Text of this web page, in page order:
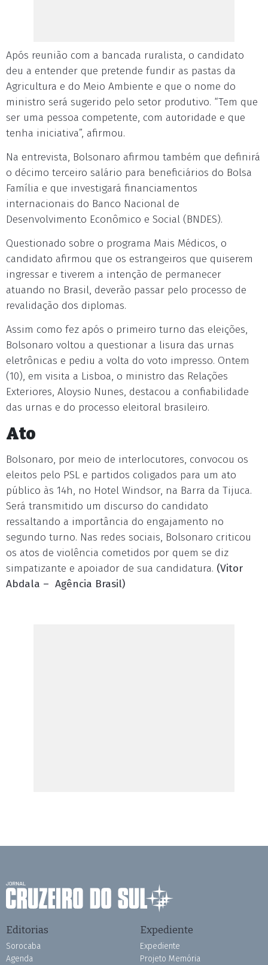
Após reunião com a bancada ruralista, o candidato
deu a entender que pretende fundir as pastas da
Agricultura e do Meio Ambiente e que o nome do
ministro será sugerido pelo setor produtivo. “Tem que
ser uma pessoa competente, com autoridade e que
tenha iniciativa”, afirmou.
Na entrevista, Bolsonaro afirmou também que definirá
o décimo terceiro salário para beneficiários do Bolsa
Família e que investigará financiamentos
internacionais do Banco Nacional de
Desenvolvimento Econômico e Social (BNDES).
Questionado sobre o programa Mais Médicos, o
candidato afirmou que os estrangeiros que quiserem
ingressar e tiverem a intenção de permanecer
atuando no Brasil, deverão passar pelo processo de
revalidação dos diplomas.
Assim como fez após o primeiro turno das eleições,
Bolsonaro voltou a questionar a lisura das urnas
eletrônicas e pediu a volta do voto impresso. Ontem
(10), em visita a Lisboa, o ministro das Relações
Exteriores, Aloysio Nunes, destacou a confiabilidade
das urnas e do processo eleitoral brasileiro.
Ato
Bolsonaro, por meio de interlocutores, convocou os
eleitos pelo PSL e partidos coligados para um ato
público às 14h, no Hotel Windsor, na Barra da Tijuca.
Será transmitido um discurso do candidato
ressaltando a importância do engajamento no
segundo turno. Nas redes sociais, Bolsonaro criticou
os atos de violência cometidos por quem se diz
simpatizante e apoiador de sua candidatura. (Vitor
Abdala – Agência Brasil)
Editorias
Sorocaba
Agenda
Expediente
Expediente
Projeto Memória